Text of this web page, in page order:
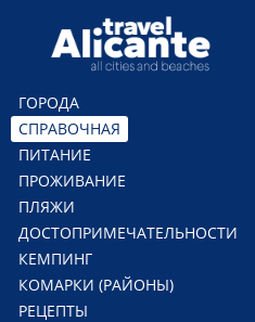
Перейти к основному
ГОРОДА
СПРАВОЧНАЯ
ПИТАНИЕ
ПРОЖИВАНИЕ
ПЛЯЖИ
ДОСТОПРИМЕЧАТЕЛЬНОСТИ
КЕМПИНГ
КОМАРКИ (РАЙОНЫ)
РЕЦЕПТЫ